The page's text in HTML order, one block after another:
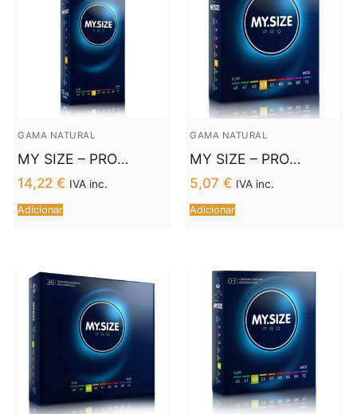
GAMA NATURAL
MY SIZE – PRO
PRESERVATIVOS 53
MM 10 UNIDADES
14,22 € IVA inc.
Adicionar
GAMA NATURAL
MY SIZE – PRO
PRESERVATIVOS 53
MM 3 UNIDADES
5,07 € IVA inc.
Adicionar